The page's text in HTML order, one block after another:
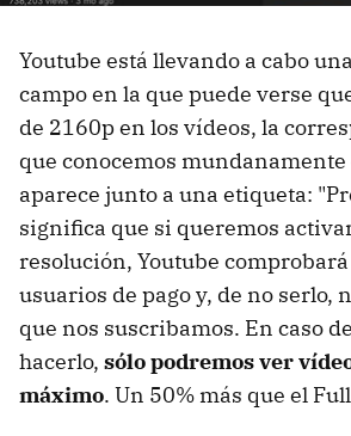
Youtube está llevando a cabo
campo en la que puede verse
de 2160p en los vídeos, la
que conocemos mundanamente
aparece junto a una etiqueta:
significa que si queremos
resolución, Youtube
usuarios de pago y, de no serlo,
que nos suscribamos. En caso
hacerlo, sólo podremos ver
máximo. Un 50% más que el